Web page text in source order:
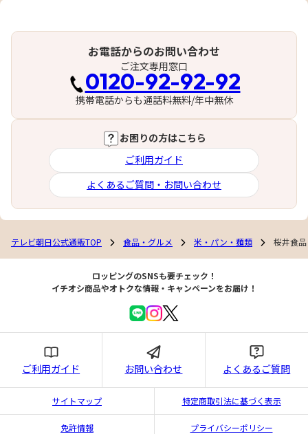
お電話からのお問い合わせ
ご注文専用窓口
0120-92-92-92
携帯電話からも通話料無料/年中無休
お困りの方はこちら
ご利用ガイド
よくあるご質問・お問い合わせ
テレビ朝日公式通販TOP 食品・グルメ 米・パン・麺類 桜井食
ロッピングのSNSも要チェック！
イチオシ商品やオトクな情報・キャンペーンをお届け！
ご利用ガイド お問い合わせ よくあるご質問
サイトマップ 特定商取引法に基づく表示
免許情報 プライバシーポリシー